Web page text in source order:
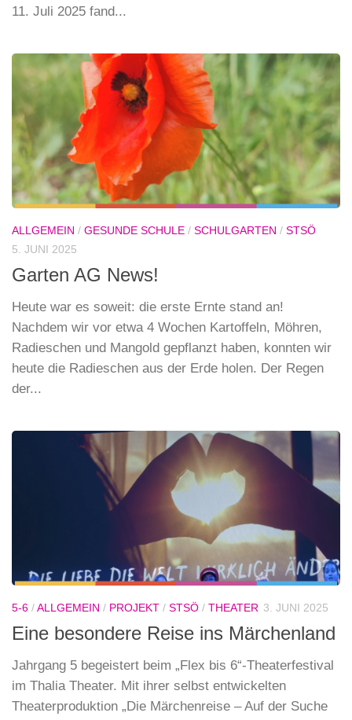
11. Juli 2025 fand...
ALLGEMEIN / GESUNDE SCHULE / SCHULGARTEN / STSÖ
5. JUNI 2025
Garten AG News!
Heute war es soweit: die erste Ernte stand an!
Nachdem wir vor etwa 4 Wochen Kartoffeln, Möhren,
Radieschen und Mangold gepflanzt haben, konnten wir
heute die Radieschen aus der Erde holen. Der Regen
der...
5-6 /ALLGEMEIN / PROJEKT / STSÖ / THEATER 3. JUNI 2025
Eine besondere Reise ins Märchenland
Jahrgang 5 begeistert beim „Flex bis 6“-Theaterfestival
im Thalia Theater. Mit ihrer selbst entwickelten
Theaterproduktion „Die Märchenreise – Auf der Suche